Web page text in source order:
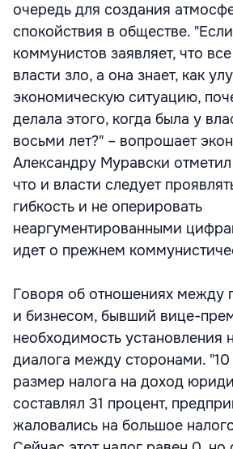
очередь для создания
спокойствия в обществе.
коммунистов заявляет, что
власти зло, а она знает, как
экономическую ситуацию,
делала этого, когда была у
восьми лет?" – вопрошает
Александру Муравски
что и власти следует
гибкость и не оперировать
неаргументированными
идет о прежнем
Говоря об отношениях между
и бизнесом, бывший вице-
необходимость установления
диалога между сторонами. "10
размер налога на доход
составлял 31 процент,
жаловались на большое